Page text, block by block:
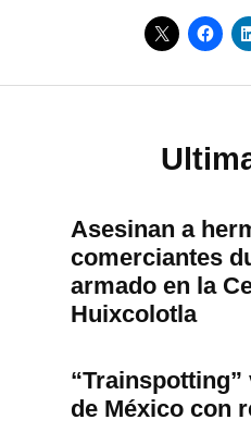
Asesinan a
comerciantes
armado en la
Huixcolotla
de México con